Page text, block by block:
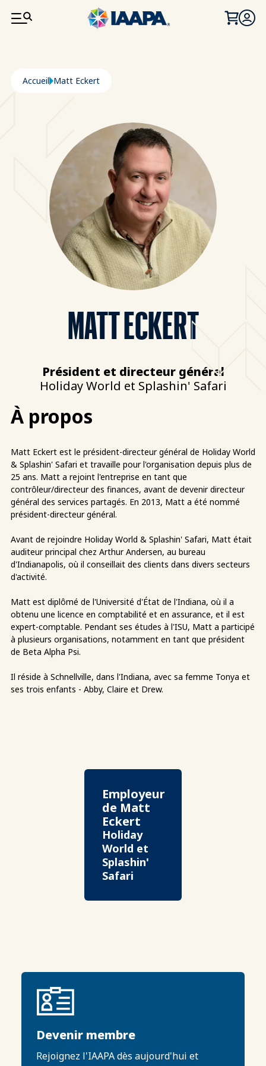
ALLER AU CONTENU PRINCIPAL
Fil d'Ariane
Accueil Matt Eckert
MATT ECKERT
Président et directeur général
Holiday World et Splashin' Safari
À propos
Matt Eckert est le président-directeur général de Holiday World
& Splashin' Safari et travaille pour l'organisation depuis plus de
25 ans. Matt a rejoint l'entreprise en tant que
contrôleur/directeur des finances, avant de devenir directeur
général des services partagés. En 2013, Matt a été nommé
président-directeur général.
Avant de rejoindre Holiday World & Splashin' Safari, Matt était
auditeur principal chez Arthur Andersen, au bureau
d'Indianapolis, où il conseillait des clients dans divers secteurs
d'activité.
Matt est diplômé de l'Université d'État de l'Indiana, où il a
obtenu une licence en comptabilité et en assurance, et il est
expert-comptable. Pendant ses études à l'ISU, Matt a participé
à plusieurs organisations, notamment en tant que président
de Beta Alpha Psi.
Il réside à Schnellville, dans l'Indiana, avec sa femme Tonya et
ses trois enfants - Abby, Claire et Drew.
Employeur
de Matt
Eckert
Holiday
World et
Splashin'
Safari
Devenir membre
Rejoignez l'IAAPA dès aujourd'hui et